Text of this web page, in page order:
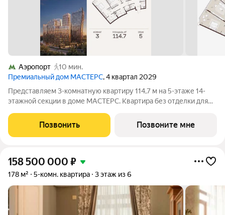
Аэропорт
10 мин.
Премиальный дом МАСТЕРС, 4 квартал 2029
Представляем 3-комнатную квартиру 114,7 м на 5-этаже 14-
этажной секции в доме МАСТЕРС. Квартира без отделки для
июле! Подробности в офисе отдела продаж. - Мастер-спальня -
Гардеробная
Позвонить Позвоните мне
158 500 000 ₽
178 м² 5-комн. квартира 3 этаж из 6